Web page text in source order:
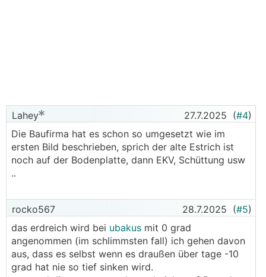
Lahey 27.7.2025 (#4)
Die Baufirma hat es schon so umgesetzt wie im
ersten Bild beschrieben, sprich der alte Estrich ist
noch auf der Bodenplatte, dann EKV, Schüttung usw
..
rocko567 28.7.2025 (#5)
das erdreich wird bei ubakus mit 0 grad
angenommen (im schlimmsten fall) ich gehen davon
aus, dass es selbst wenn es draußen über tage -10
grad hat nie so tief sinken wird.